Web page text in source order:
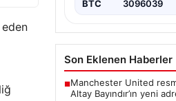
BTC 3096039
Son Eklenen Haberler
■Manchester United
Altay Bayındır’ın yeni